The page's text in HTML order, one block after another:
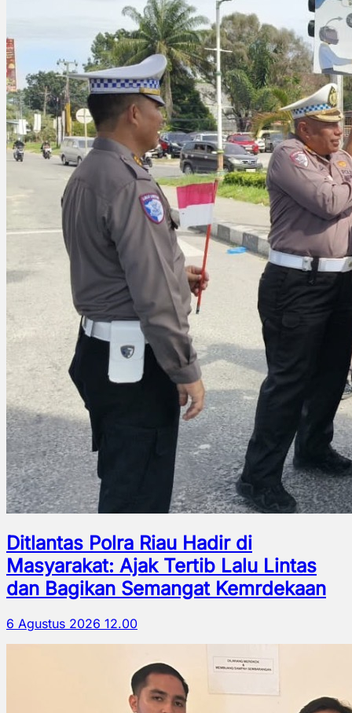
Ditlantas Polra Riau Hadir di
Masyarakat: Ajak Tertib Lalu Lintas
dan Bagikan Semangat Kemrdekaan
6 Agustus 2026 12.00